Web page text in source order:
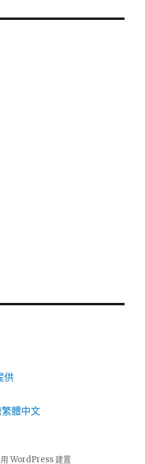
供
體中文
WordPress 建置